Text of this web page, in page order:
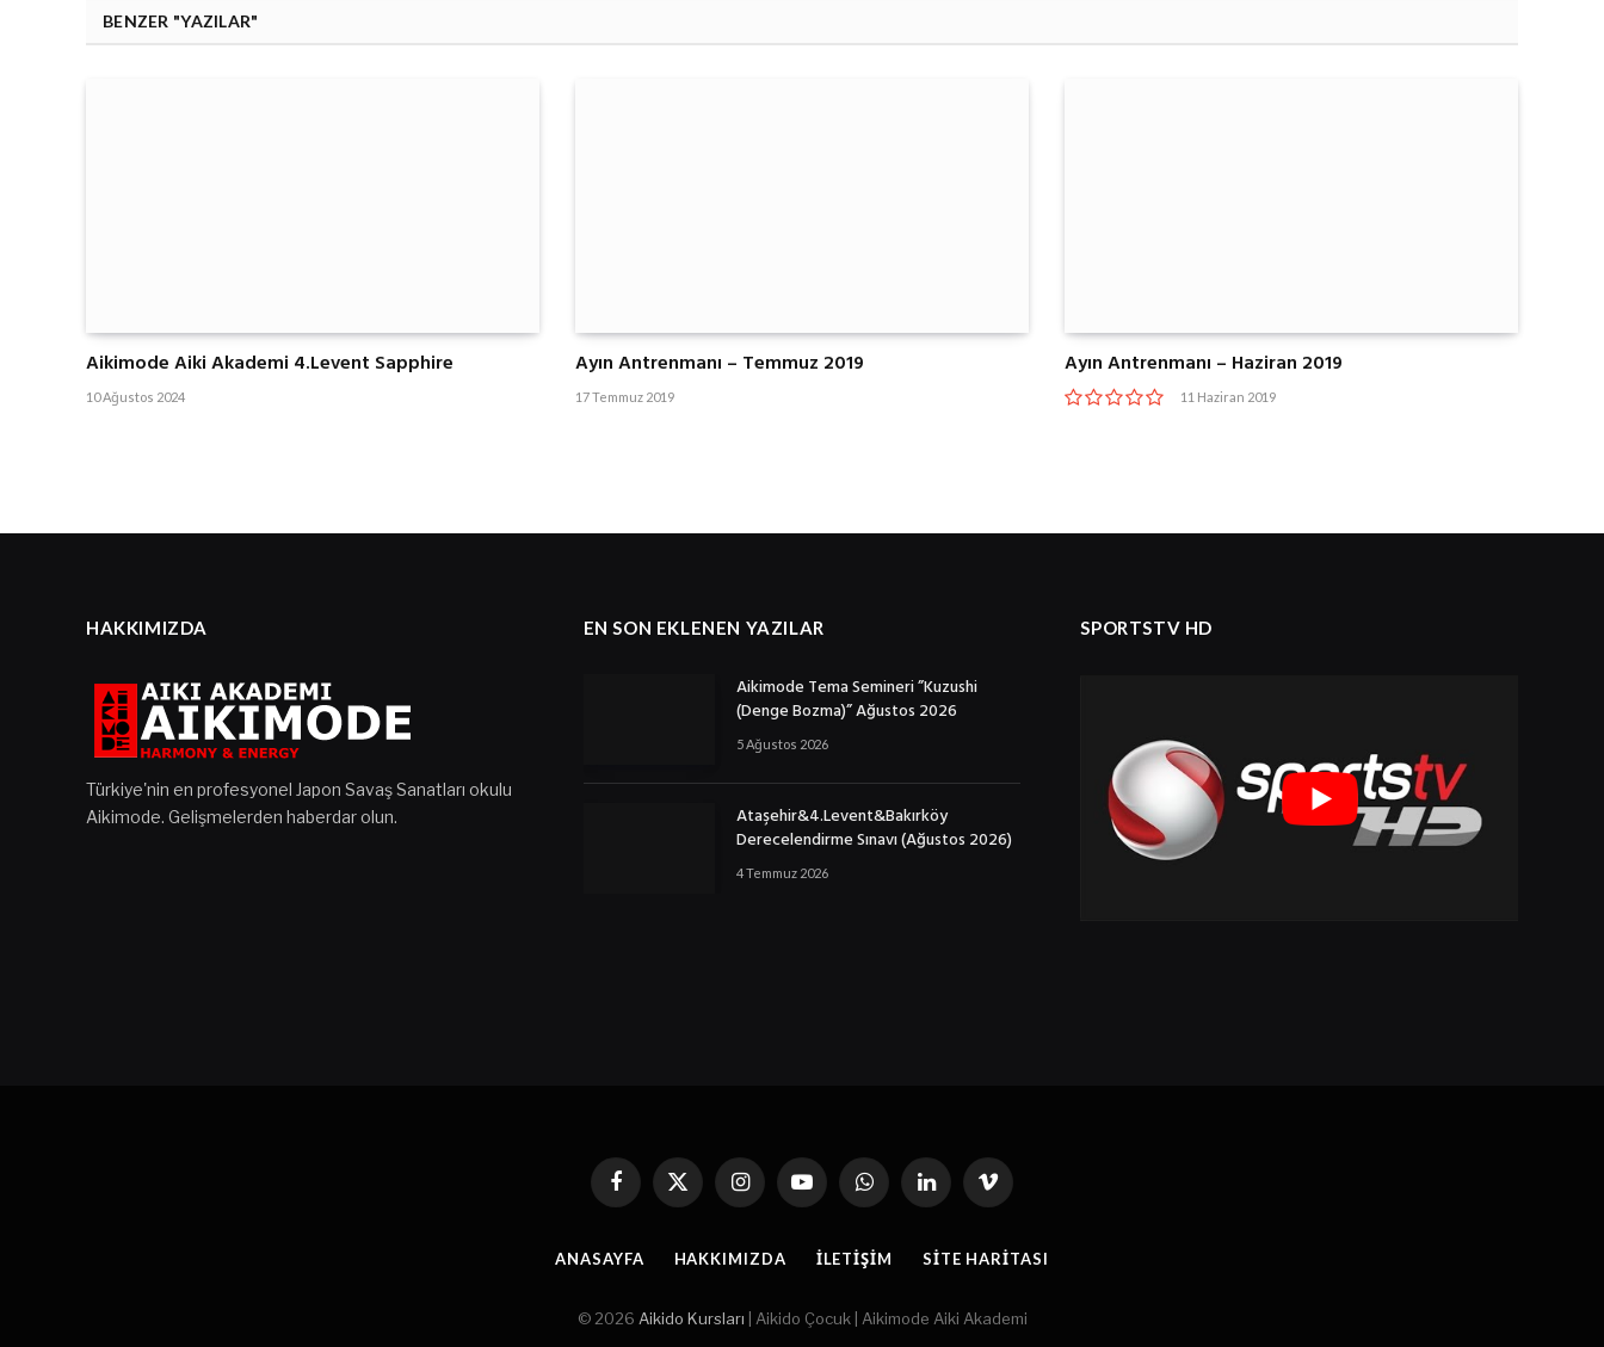
BENZER "YAZILAR"
Aikimode Aiki Akademi 4.Levent Sapphire
10 Ağustos 2024
Ayın Antrenmanı – Temmuz 2019
17 Temmuz 2019
Ayın Antrenmanı – Haziran 2019
11 Haziran 2019
HAKKIMIZDA
Türkiye'nin en profesyonel Japon Savaş Sanatları okulu
Aikimode. Gelişmelerden haberdar olun.
EN SON EKLENEN YAZILAR
Aikimode Tema Semineri ”Kuzushi
(Denge Bozma)” Ağustos 2026
5 Ağustos 2026
Ataşehir&4.Levent&Bakırköy
Derecelendirme Sınavı (Ağustos 2026)
4 Temmuz 2026
SPORTSTV HD
Facebook
X
(Twitter)
InstagramYouTubeWhatsAppLinkedin'de
Paylaş
Vimeo
ANASAYFA HAKKIMIZDA İLETIŞIM SITE HARITASI
© 2026 Aikido Kursları | Aikido Çocuk | Aikimode Aiki Akademi